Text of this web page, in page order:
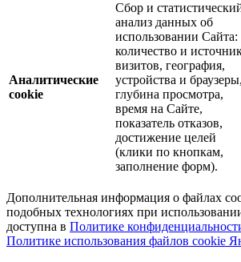
Аналитические
cookie
Сбор и
анализ данных об
использовании Сайта:
количество и
визитов, география,
устройства и браузеры,
глубина просмотра,
время на Сайте,
показатель отказов,
достижение целей
(клики по кнопкам,
заполнение форм).
Дополнительная информация о файлах
подобных технологиях при
доступна в Политике
Политике использования файлов cookie